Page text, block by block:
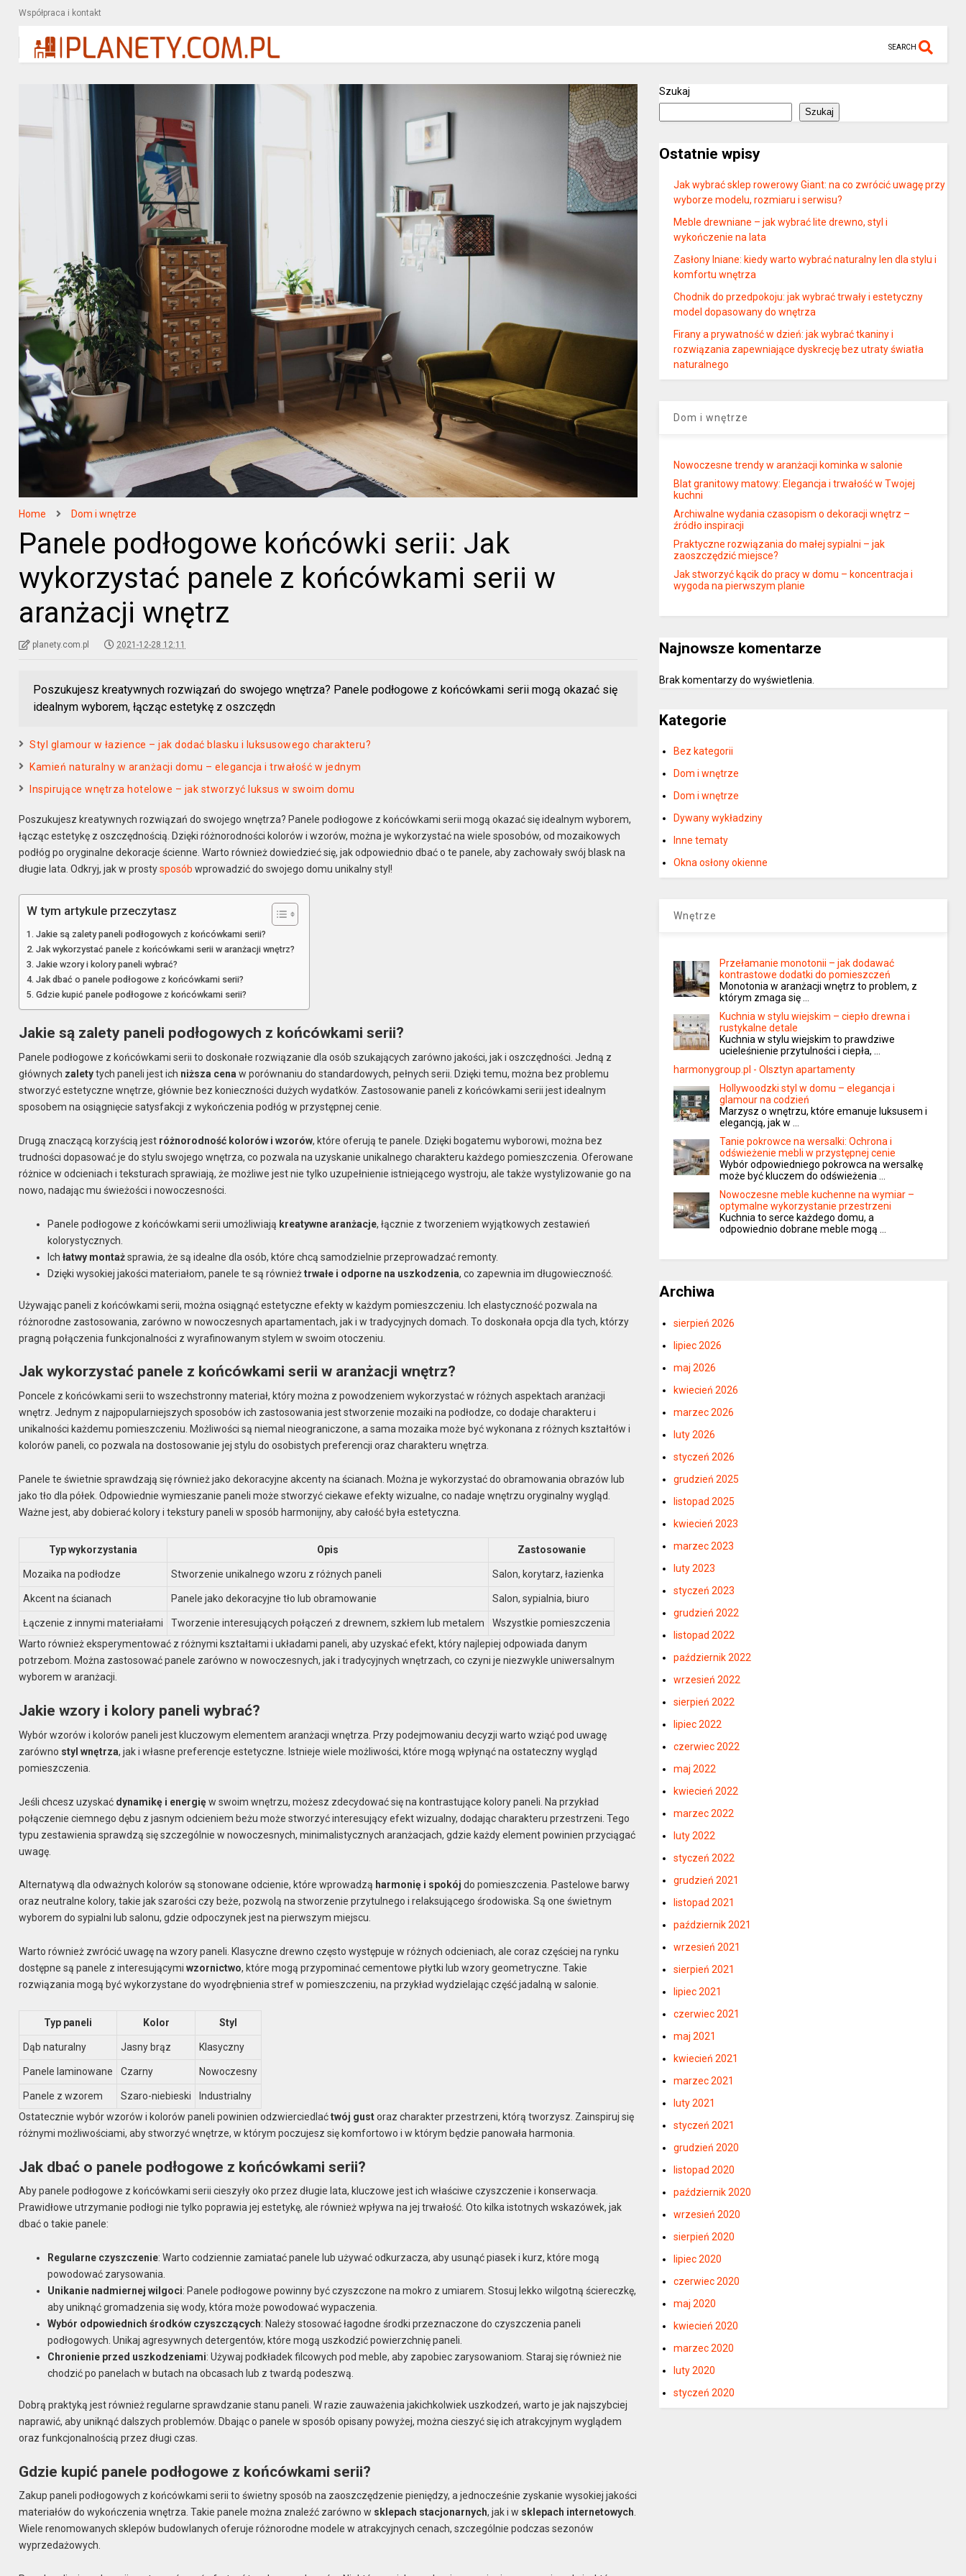
Współpraca i kontakt
SEARCH
Home Dom i wnętrze
Panele podłogowe końcówki serii: Jak
wykorzystać panele z końcówkami serii w
aranżacji wnętrz
planety.com.pl 2021-12-28 12:11
Poszukujesz kreatywnych rozwiązań do swojego wnętrza? Panele podłogowe z końcówkami serii mogą okazać się
idealnym wyborem, łącząc estetykę z oszczędn
Styl glamour w łazience – jak dodać blasku i luksusowego charakteru?
Kamień naturalny w aranżacji domu – elegancja i trwałość w jednym
Inspirujące wnętrza hotelowe – jak stworzyć luksus w swoim domu
Poszukujesz kreatywnych rozwiązań do swojego wnętrza? Panele podłogowe z końcówkami serii mogą okazać się idealnym wyborem,
łącząc estetykę z oszczędnością. Dzięki różnorodności kolorów i wzorów, można je wykorzystać na wiele sposobów, od mozaikowych
podłóg po oryginalne dekoracje ścienne. Warto również dowiedzieć się, jak odpowiednio dbać o te panele, aby zachowały swój blask na
długie lata. Odkryj, jak w prostysposób wprowadzić do swojego domu unikalny styl!
W tym artykule przeczytasz
Jakie są zalety paneli podłogowych z końcówkami serii?
Jak wykorzystać panele z końcówkami serii w aranżacji wnętrz?
Jakie wzory i kolory paneli wybrać?
Jak dbać o panele podłogowe z końcówkami serii?
Gdzie kupić panele podłogowe z końcówkami serii?
Jakie są zalety paneli podłogowych z końcówkami serii?
Panele podłogowe z końcówkami serii to doskonałe rozwiązanie dla osób szukających zarówno jakości, jak i oszczędności. Jedną z
głównych zaletytych paneli jest ich niższa cena w porównaniu do standardowych, pełnych serii. Dzięki temu, można bez problemu
stworzyć estetyczne wnętrze, głównie bez konieczności dużych wydatków. Zastosowanie paneli z końcówkami serii jest idealnym
sposobem na osiągnięcie satysfakcji z wykończenia podłóg w przystępnej cenie.
Drugą znaczącą korzyścią jest różnorodność kolorów i wzorów, które oferują te panele. Dzięki bogatemu wyborowi, można bez
trudności dopasować je do stylu swojego wnętrza, co pozwala na uzyskanie unikalnego charakteru każdego pomieszczenia. Oferowane
różnice w odcieniach i teksturach sprawiają, że możliwe jest nie tylko uzupełnienie istniejącego wystroju, ale także wystylizowanie go na
nowo, nadając mu świeżości i nowoczesności.
Panele podłogowe z końcówkami serii umożliwiają kreatywne aranżacje, łącznie z tworzeniem wyjątkowych zestawień
kolorystycznych.
Ichłatwy montażsprawia, że są idealne dla osób, które chcą samodzielnie przeprowadzać remonty.
Dzięki wysokiej jakości materiałom, panele te są równieżtrwałe i odporne na uszkodzenia, co zapewnia im długowieczność.
Używając paneli z końcówkami serii, można osiągnąć estetyczne efekty w każdym pomieszczeniu. Ich elastyczność pozwala na
różnorodne zastosowania, zarówno w nowoczesnych apartamentach, jak i w tradycyjnych domach. To doskonała opcja dla tych, którzy
pragną połączenia funkcjonalności z wyrafinowanym stylem w swoim otoczeniu.
Jak wykorzystać panele z końcówkami serii w aranżacji wnętrz?
Poncele z końcówkami serii to wszechstronny materiał, który można z powodzeniem wykorzystać w różnych aspektach aranżacji
wnętrz. Jednym z najpopularniejszych sposobów ich zastosowania jest stworzenie mozaiki na podłodze, co dodaje charakteru i
unikalności każdemu pomieszczeniu. Możliwości są niemal nieograniczone, a sama mozaika może być wykonana z różnych kształtów i
kolorów paneli, co pozwala na dostosowanie jej stylu do osobistych preferencji oraz charakteru wnętrza.
Panele te świetnie sprawdzają się również jako dekoracyjne akcenty na ścianach. Można je wykorzystać do obramowania obrazów lub
jako tło dla półek. Odpowiednie wymieszanie paneli może stworzyć ciekawe efekty wizualne, co nadaje wnętrzu oryginalny wygląd.
Ważne jest, aby dobierać kolory i tekstury paneli w sposób harmonijny, aby całość była estetyczna.
Typ wykorzystania Opis Zastosowanie
Mozaika na podłodze Stworzenie unikalnego wzoru z różnych paneli Salon, korytarz, łazienka
Akcent na ścianach Panele jako dekoracyjne tło lub obramowanie Salon, sypialnia, biuro
Łączenie z innymi materiałami Tworzenie interesujących połączeń z drewnem, szkłem lub metalem
Wszystkie pomieszczenia
Warto również eksperymentować z różnymi kształtami i układami paneli, aby uzyskać efekt, który najlepiej odpowiada danym
potrzebom. Można zastosować panele zarówno w nowoczesnych, jak i tradycyjnych wnętrzach, co czyni je niezwykle uniwersalnym
wyborem w aranżacji.
Jakie wzory i kolory paneli wybrać?
Wybór wzorów i kolorów paneli jest kluczowym elementem aranżacji wnętrza. Przy podejmowaniu decyzji warto wziąć pod uwagę
zarówno styl wnętrza, jak i własne preferencje estetyczne. Istnieje wiele możliwości, które mogą wpłynąć na ostateczny wygląd
pomieszczenia.
Jeśli chcesz uzyskać dynamikę i energięw swoim wnętrzu, możesz zdecydować się na kontrastujące kolory paneli. Na przykład
połączenie ciemnego dębu z jasnym odcieniem beżu może stworzyć interesujący efekt wizualny, dodając charakteru przestrzeni. Tego
typu zestawienia sprawdzą się szczególnie w nowoczesnych, minimalistycznych aranżacjach, gdzie każdy element powinien przyciągać
uwagę.
Alternatywą dla odważnych kolorów są stonowane odcienie, które wprowadzą harmonię i spokój do pomieszczenia. Pastelowe barwy
oraz neutralne kolory, takie jak szarości czy beże, pozwolą na stworzenie przytulnego i relaksującego środowiska. Są one świetnym
wyborem do sypialni lub salonu, gdzie odpoczynek jest na pierwszym miejscu.
Warto również zwrócić uwagę na wzory paneli. Klasyczne drewno często występuje w różnych odcieniach, ale coraz częściej na rynku
dostępne są panele z interesującymiwzornictwo, które mogą przypominać cementowe płytki lub wzory geometryczne. Takie
rozwiązania mogą być wykorzystane do wyodrębnienia stref w pomieszczeniu, na przykład wydzielając część jadalną w salonie.
Typ paneli Kolor Styl
Dąb naturalny Jasny brąz Klasyczny
Panele laminowane Czarny Nowoczesny
Panele z wzorem Szaro-niebieski
Industrialny
Ostatecznie wybór wzorów i kolorów paneli powinien odzwierciedlaćtwój gustoraz charakter przestrzeni, którą tworzysz. Zainspiruj się
różnymi możliwościami, aby stworzyć wnętrze, w którym poczujesz się komfortowo i w którym będzie panowała harmonia.
Jak dbać o panele podłogowe z końcówkami serii?
Aby panele podłogowe z końcówkami serii cieszyły oko przez długie lata, kluczowe jest ich właściwe czyszczenie i konserwacja.
Prawidłowe utrzymanie podłogi nie tylko poprawia jej estetykę, ale również wpływa na jej trwałość. Oto kilka istotnych wskazówek, jak
dbać o takie panele:
Regularne czyszczenie: Warto codziennie zamiatać panele lub używać odkurzacza, aby usunąć piasek i kurz, które mogą
powodować zarysowania.
Unikanie nadmiernej wilgoci: Panele podłogowe powinny być czyszczone na mokro z umiarem. Stosuj lekko wilgotną ściereczkę,
aby uniknąć gromadzenia się wody, która może powodować wypaczenia.
Wybór odpowiednich środków czyszczących: Należy stosować łagodne środki przeznaczone do czyszczenia paneli
podłogowych. Unikaj agresywnych detergentów, które mogą uszkodzić powierzchnię paneli.
Chronienie przed uszkodzeniami: Używaj podkładek filcowych pod meble, aby zapobiec zarysowaniom. Staraj się również nie
chodzić po panelach w butach na obcasach lub z twardą podeszwą.
Dobrą praktyką jest również regularne sprawdzanie stanu paneli. W razie zauważenia jakichkolwiek uszkodzeń, warto je jak najszybciej
naprawić, aby uniknąć dalszych problemów. Dbając o panele w sposób opisany powyżej, można cieszyć się ich atrakcyjnym wyglądem
oraz funkcjonalnością przez długi czas.
Gdzie kupić panele podłogowe z końcówkami serii?
Zakup paneli podłogowych z końcówkami serii to świetny sposób na zaoszczędzenie pieniędzy, a jednocześnie zyskanie wysokiej jakości
materiałów do wykończenia wnętrza. Takie panele można znaleźć zarówno w sklepach stacjonarnych, jak i w sklepach internetowych.
Wiele renomowanych sklepów budowlanych oferuje różnorodne modele w atrakcyjnych cenach, szczególnie podczas sezonów
wyprzedażowych.
Szukaj
Szukaj
Ostatnie wpisy
Jak wybrać sklep rowerowy Giant: na co zwrócić uwagę przy
wyborze modelu, rozmiaru i serwisu?
Meble drewniane – jak wybrać lite drewno, styl i
wykończenie na lata
Zasłony lniane: kiedy warto wybrać naturalny len dla stylu i
komfortu wnętrza
Chodnik do przedpokoju: jak wybrać trwały i estetyczny
model dopasowany do wnętrza
Firany a prywatność w dzień: jak wybrać tkaniny i
rozwiązania zapewniające dyskrecję bez utraty światła
naturalnego
Dom i wnętrze
Nowoczesne trendy w aranżacji kominka w salonie
Blat granitowy matowy: Elegancja i trwałość w Twojej
kuchni
Archiwalne wydania czasopism o dekoracji wnętrz –
źródło inspiracji
Praktyczne rozwiązania do małej sypialni – jak
zaoszczędzić miejsce?
Jak stworzyć kącik do pracy w domu – koncentracja i
wygoda na pierwszym planie
Najnowsze komentarze
Brak komentarzy do wyświetlenia.
Kategorie
Bez kategorii
Dom i wnętrze
Dom i wnętrze
Dywany wykładziny
Inne tematy
Okna osłony okienne
Wnętrze
Przełamanie monotonii – jak dodawać
kontrastowe dodatki do pomieszczeń
Monotonia w aranżacji wnętrz to problem, z
którym zmaga się …
Kuchnia w stylu wiejskim – ciepło drewna i
rustykalne detale
Kuchnia w stylu wiejskim to prawdziwe
ucieleśnienie przytulności i ciepła, …
harmonygroup.pl - Olsztyn apartamenty
Hollywoodzki styl w domu – elegancja i
glamour na codzień
Marzysz o wnętrzu, które emanuje luksusem i
elegancją, jak w …
Tanie pokrowce na wersalki: Ochrona i
odświeżenie mebli w przystępnej cenie
Wybór odpowiedniego pokrowca na wersalkę
może być kluczem do odświeżenia …
Nowoczesne meble kuchenne na wymiar –
optymalne wykorzystanie przestrzeni
Kuchnia to serce każdego domu, a
odpowiednio dobrane meble mogą …
Archiwa
sierpień 2026
lipiec 2026
maj 2026
kwiecień 2026
marzec 2026
luty 2026
styczeń 2026
grudzień 2025
listopad 2025
kwiecień 2023
marzec 2023
luty 2023
styczeń 2023
grudzień 2022
listopad 2022
październik 2022
wrzesień 2022
sierpień 2022
lipiec 2022
czerwiec 2022
maj 2022
kwiecień 2022
marzec 2022
luty 2022
styczeń 2022
grudzień 2021
listopad 2021
październik 2021
wrzesień 2021
sierpień 2021
lipiec 2021
czerwiec 2021
maj 2021
kwiecień 2021
marzec 2021
luty 2021
styczeń 2021
grudzień 2020
listopad 2020
październik 2020
wrzesień 2020
sierpień 2020
lipiec 2020
czerwiec 2020
maj 2020
kwiecień 2020
marzec 2020
luty 2020
styczeń 2020